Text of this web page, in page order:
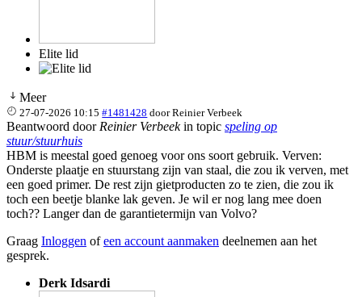
Elite lid
Meer
27-07-2026 10:15 #1481428 doorReinier Verbeek
Beantwoord door Reinier Verbeekin topic speling op
stuur/stuurhuis
HBM is meestal goed genoeg voor ons soort gebruik. Verven:
Onderste plaatje en stuurstang zijn van staal, die zou ik verven, met
een goed primer. De rest zijn gietproducten zo te zien, die zou ik
toch een beetje blanke lak geven. Je wil er nog lang mee doen
toch?? Langer dan de garantietermijn van Volvo?
Graag Inloggen ofeen account aanmaken deelnemen aan het
gesprek.
Derk Idsardi